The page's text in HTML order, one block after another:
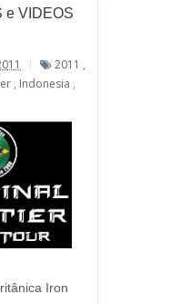
e VIDEOS
2011 ,
, Indonesia ,
Iron